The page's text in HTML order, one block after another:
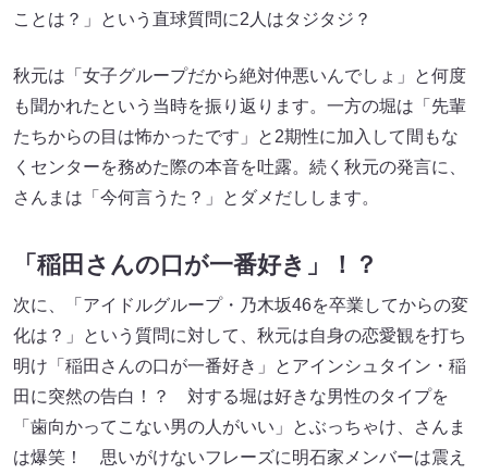
ことは？」という直球質問に2人はタジタジ？
秋元は「女子グループだから絶対仲悪いんでしょ」と何度
も聞かれたという当時を振り返ります。一方の堀は「先輩
たちからの目は怖かったです」と2期性に加入して間もな
くセンターを務めた際の本音を吐露。続く秋元の発言に、
さんまは「今何言うた？」とダメだしします。
「稲田さんの口が一番好き」！？
次に、「アイドルグループ・乃木坂46を卒業してからの変
化は？」という質問に対して、秋元は自身の恋愛観を打ち
明け「稲田さんの口が一番好き」とアインシュタイン・稲
田に突然の告白！？ 対する堀は好きな男性のタイプを
「歯向かってこない男の人がいい」とぶっちゃけ、さんま
は爆笑！ 思いがけないフレーズに明石家メンバーは震え